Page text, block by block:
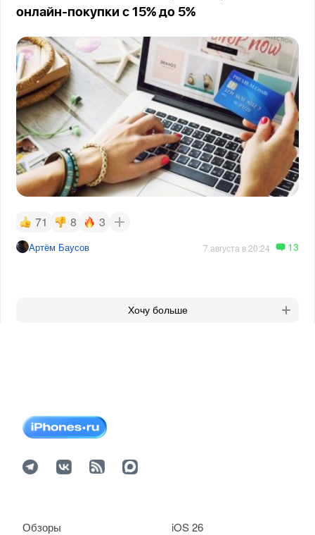
онлайн-покупки с 15% до 5%
71 8 3
Артём Баусов 7 августа в 20:24 13
Хочу больше
iOS 26
Обзоры